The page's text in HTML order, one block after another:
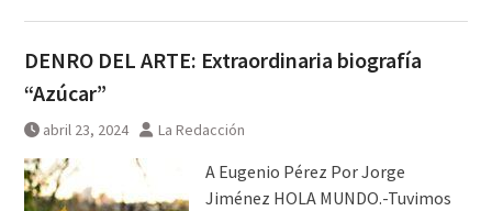
DENRO DEL ARTE: Extraordinaria biografía
“Azúcar”
abril 23, 2024 La Redacción
A Eugenio Pérez Por Jorge
Jiménez HOLA MUNDO.-Tuvimos